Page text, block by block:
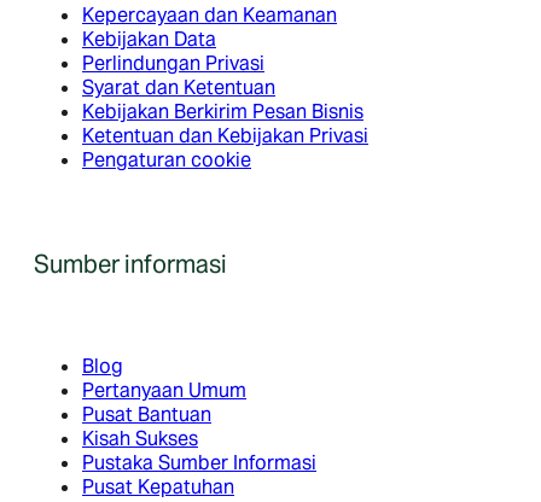
Kepercayaan dan Keamanan
Kebijakan Data
Perlindungan Privasi
Syarat dan Ketentuan
Kebijakan Berkirim Pesan Bisnis
Ketentuan dan Kebijakan Privasi
Pengaturan cookie
Sumber informasi
Blog
Pertanyaan Umum
Pusat Bantuan
Kisah Sukses
Pustaka Sumber Informasi
Pusat Kepatuhan